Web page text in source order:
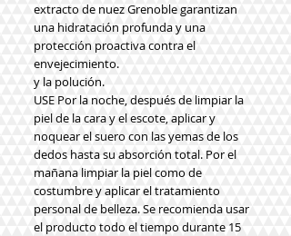
extracto de nuez Grenoble garantizan
una hidratación profunda y una
protección proactiva contra el
envejecimiento.
y la polución.
USE Por la noche, después de limpiar la
piel de la cara y el escote, aplicar y
noquear el suero con las yemas de los
dedos hasta su absorción total. Por el
mañana limpiar la piel como de
costumbre y aplicar el tratamiento
personal de belleza.Se recomienda usar
el producto todo el tiempo durante 15